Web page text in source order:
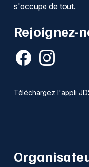
s'occupe de tout.
Rejoignez-
Téléchargez l'appli